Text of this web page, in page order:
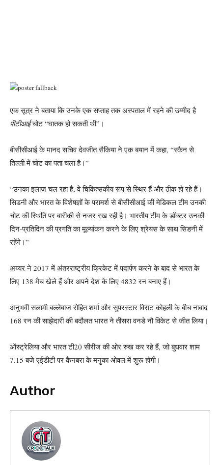
एक सूत्र ने बताया कि उनके एक सप्ताह तक अस्पताल में रहने की उम्मीद है
पीटीआईचोट “घातक हो सकती थी”।
बीसीसीआई के मानद सचिव देवजीत सैकिया ने एक बयान में कहा, “स्कैन से
तिल्ली में चोट का पता चला है।”
“उनका इलाज चल रहा है, वे चिकित्सकीय रूप से स्थिर हैं और ठीक हो रहे हैं।
सिडनी और भारत के विशेषज्ञों के परामर्श से बीसीसीआई की मेडिकल टीम उनकी
चोट की स्थिति पर बारीकी से नजर रख रही है। भारतीय टीम के डॉक्टर उनकी
दिन-प्रतिदिन की प्रगति का मूल्यांकन करने के लिए श्रेयस के साथ सिडनी में
रहेंगे।”
अय्यर ने 2017 में अंतरराष्ट्रीय क्रिकेट में पदार्पण करने के बाद से भारत के
लिए 138 मैच खेले हैं और अपने देश के लिए 4832 रन बनाए हैं।
अनुभवी सलामी बल्लेबाज रोहित शर्मा और सुपरस्टार विराट कोहली के बीच नाबाद
168 रन की साझेदारी की बदौलत भारत ने तीसरा वनडे नौ विकेट से जीत लिया।
ऑस्ट्रेलिया और भारत टी20 सीरीज की ओर रुख कर रहे हैं, जो बुधवार शाम
7.15 बजे एईडीटी पर कैनबरा के मनुका ओवल में शुरू होगी।
Author